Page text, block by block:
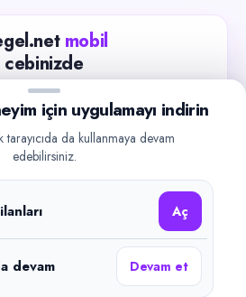
mobil
cebinizde
takip edin, işverenlerle hızlıca
iletişime geçin.
Google Play
Tüm hakları saklıdır.
için uygulamayı indirin
tarayıcıda da kullanmaya devam
edebilirsiniz.
Aç
devam Devam et